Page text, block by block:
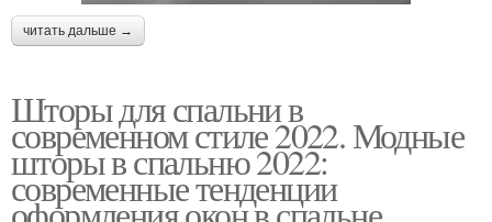
читать дальше →
Шторы для спальни в
современном стиле 2022. Модные
шторы в спальню 2022:
современные тенденции